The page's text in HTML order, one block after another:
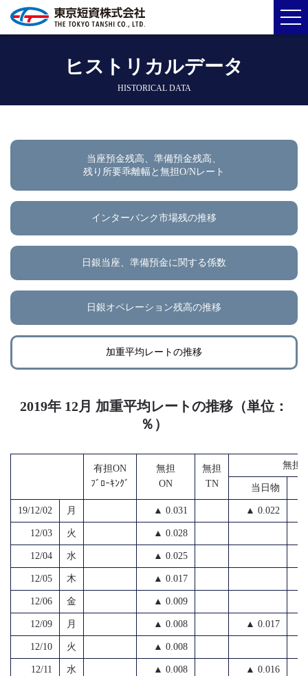
ヒストリカルデータ
HISTORICAL DATA
当座預金残高、準備預金残高、
残り所要乖離幅と無担O/Nレート
インターバンク市場残の推移
日銀当座、準備預金に関する係数
日銀オペレーション残高の推移
加重平均レートの推移
2019年 12月 加重平均レートの推移（単位：
％）
有担ON
ﾌﾞﾛｰｷﾝｸﾞ
無担
ON
無担
TN
無担１
当日物
19/12/02 月 ▲ 0.031 ▲ 0.022
12/03 火 ▲ 0.028
12/04 水 ▲ 0.025
12/05 木 ▲ 0.017
12/06 金 ▲ 0.009
12/09 月 ▲ 0.008 ▲ 0.017
12/10 火 ▲ 0.008
12/11 水 ▲ 0.008 ▲ 0.016